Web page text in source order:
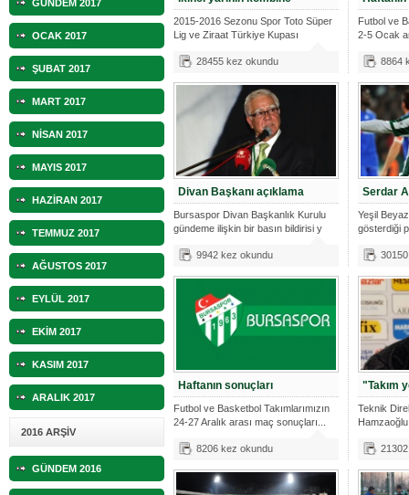
GÜNDEM 2017
OCAK 2017
ŞUBAT 2017
MART 2017
NİSAN 2017
MAYIS 2017
HAZİRAN 2017
TEMMUZ 2017
AĞUSTOS 2017
EYLÜL 2017
EKİM 2017
KASIM 2017
ARALIK 2017
2016 ARŞİV
GÜNDEM 2016
2015-2016 Sezonu Spor Toto Süper
Lig ve Ziraat Türkiye Kupası
28455 kez okundu
Futbol ve
2-5 Ocak
8864
Divan Başkanı açıklama
Bursaspor Divan Başkanlık Kurulu
gündeme ilişkin bir basın bildirisi y
9942 kez okundu
Serdar
Yeşil
gösterdiği
Haftanın sonuçları
Futbol ve Basketbol Takımlarımızın
24-27 Aralık arası maç sonuçları...
8206 kez okundu
"Takım
Teknik